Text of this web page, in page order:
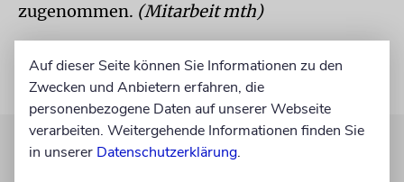
zugenommen. (Mitarbeit mth)
Auf dieser Seite können Sie Informationen zu den
Zwecken und Anbietern erfahren, die
personenbezogene Daten auf unserer Webseite
verarbeiten. Weitergehende Informationen finden Sie
in unserer Datenschutzerklärung.